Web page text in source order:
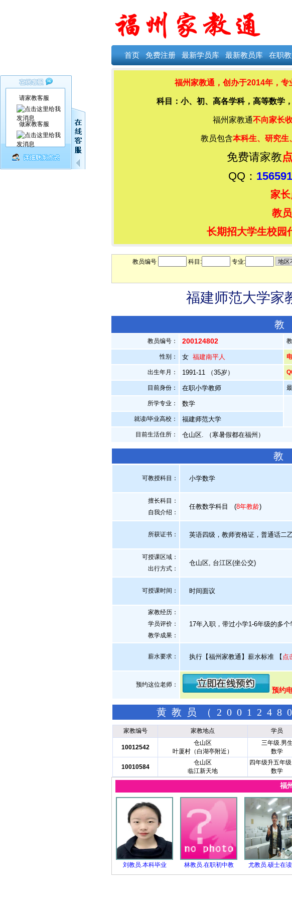
首页 免费注册 最新学员库 最新教员库 在职
福州家教通，创办于2014年， 专
科目：小、初、高各学科，高等数学
福州家教通不向家长
教员包含本科生、研究生
免费请家教
QQ：
家
教
长期招大学生校园
教员编号 科目: 专业:
福建师范大学家
教员编号： 200124802
性别： 女 福建南平人
出生年月： 1991-11 （35岁）
目前身份： 在职小学教师
所学专业： 数学
就读/毕业高校： 福建师范大学
目前生活住所： 仓山区. （寒暑假都在福州）
可教授科目： 小学数学
擅长科目：
自我介绍 ：
任教数学科目 (8年教龄)
所获证书 ： 英语四级，教师资格证，普通话二
可授课区域：
出行方式：
仓山区, 台江区(坐公交)
可授课时间： 时间面议
家教经历：
学员评价：
教学成果：
17年入职，带过小学1-6年级的多个
薪水要求： 执行【福州家教通】薪水标准 【 点
预约这位老师：
预约
黄教员（
家教编号 家教地点 学员
10012542
仓山区
叶厦村（白湖亭附近）
三年级.男生
数学
10010584
仓山区
临江新天地
四年级升五年
数学
福
刘教员.本科毕业 林教员.在职初中教 尤教员.硕士在
请家教客服
做家教客服